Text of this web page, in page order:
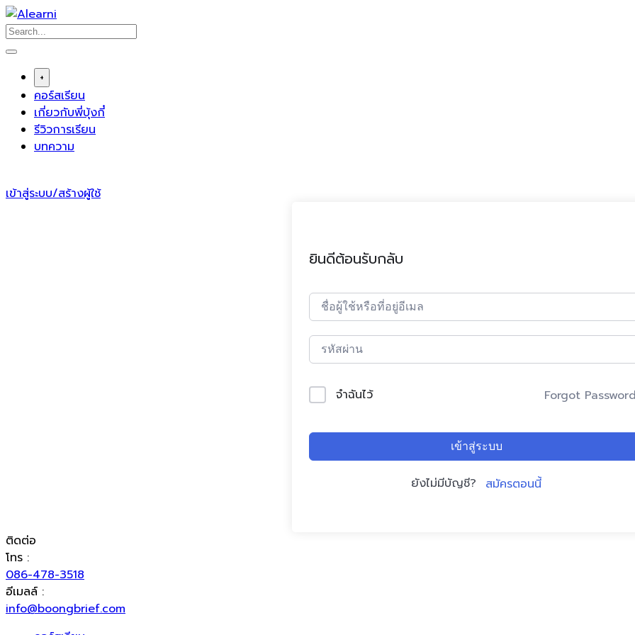
Skip
to
content
+
คอร์สเรียน
เกี่ยวกับพี่บุ้งกี๋
รีวิวการเรียน
บทความ
เข้าสู่ระบบ/สร้างผู้ใช้
ยินดีต้อนรับกลับ
จำฉันไว้ Forgot
เข้าสู่ระบบ
ยังไม่มีบัญชี? สมัครตอนนี้
ติดต่อ
โทร :
086-478-3518
อีเมลล์ :
info@boongbrief.com